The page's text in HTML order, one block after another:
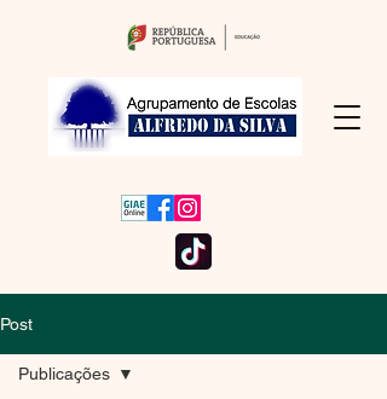
Post
Publicações